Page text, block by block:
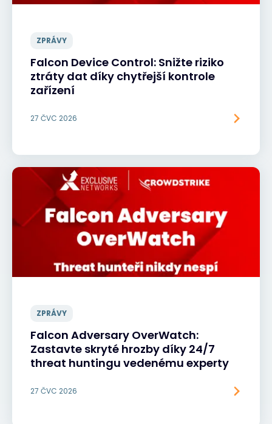
ZPRÁVY
Falcon Device Control: Snižte riziko
ztráty dat díky chytřejší kontrole
zařízení
27 ČVC 2026
ZPRÁVY
Falcon Adversary OverWatch:
Zastavte skryté hrozby díky 24/7
threat huntingu vedenému experty
27 ČVC 2026